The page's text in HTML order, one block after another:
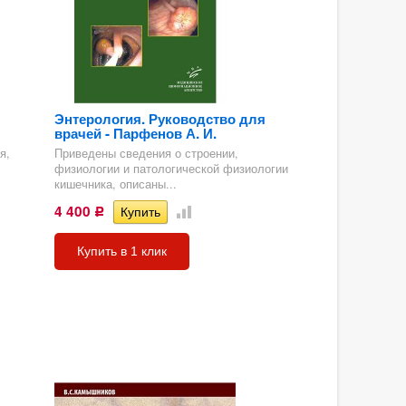
Энтерология. Руководство для
врачей - Парфенов А. И.
Приведены сведения о строении,
физиологии и патологической физиологии
кишечника, описаны...
4 400 Р
Купить в 1 клик